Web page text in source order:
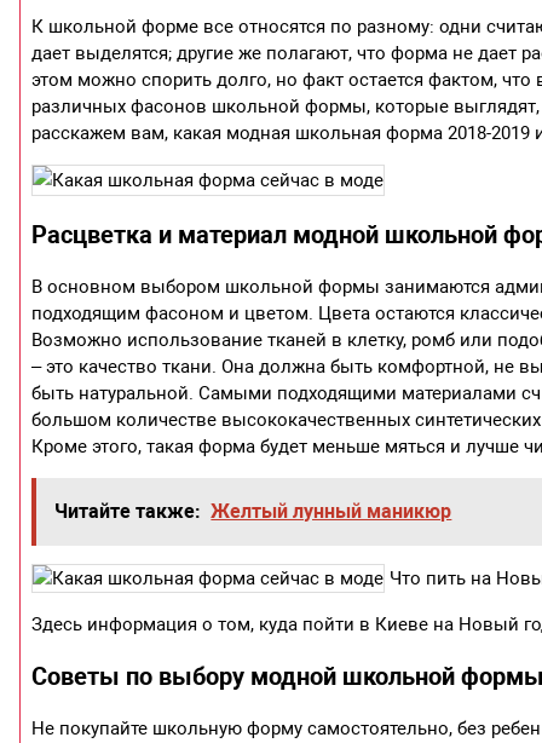
К школьной форме все относятся по разному: одни
дает выделятся; другие же полагают, что форма не дает
этом можно спорить долго, но факт остается фактом,
различных фасонов школьной формы, которые выглядят,
расскажем вам, какая модная школьная форма 2018-2019
Расцветка и материал модной школьной
В основном выбором школьной формы занимаются
подходящим фасоном и цветом. Цвета остаются
Возможно использование тканей в клетку, ромб или
– это качество ткани. Она должна быть комфортной, не
быть натуральной. Самыми подходящими материалами
большом количестве высококачественных
Кроме этого, такая форма будет меньше мяться и лучше
Читайте также: Желтый лунный маникюр
Что пить на
Здесь информация о том, куда пойти в Киеве на Новый
Советы по выбору модной школьной
Не покупайте школьную форму самостоятельно, без